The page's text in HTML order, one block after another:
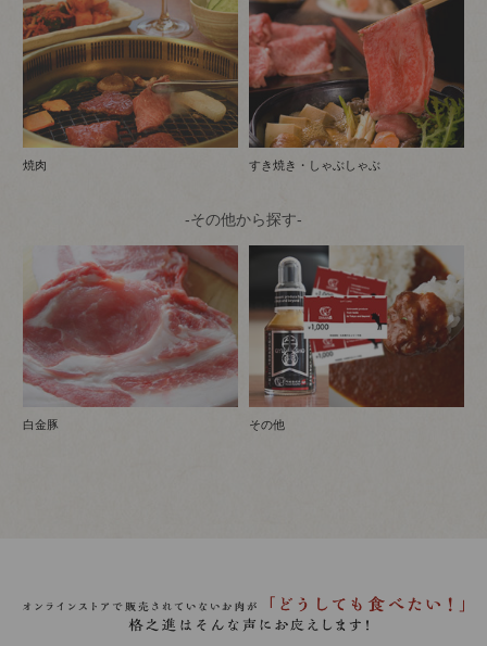
焼肉 すき焼き・しゃぶしゃぶ
-その他から探す-
白金豚 その他